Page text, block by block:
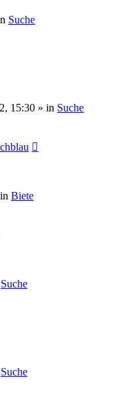
Suche
15:30 » in Suche
Biete
Suche
Suche